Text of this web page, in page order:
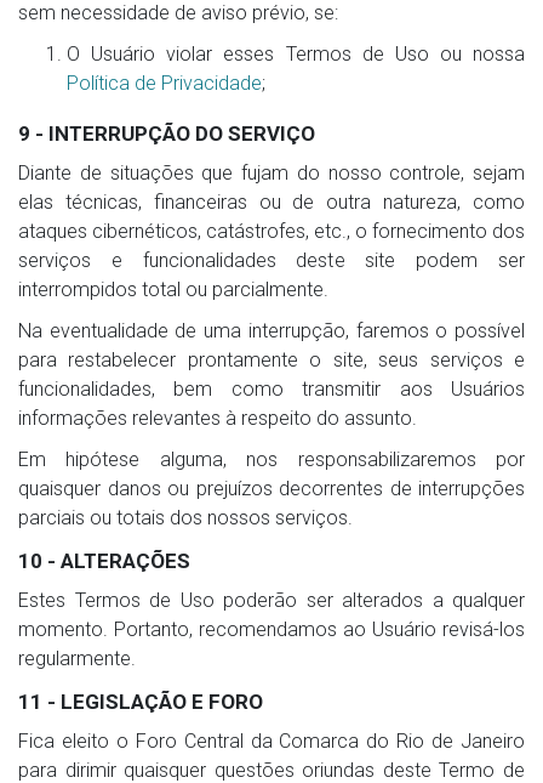
sem necessidade de aviso prévio, se:
O Usuário violar esses Termos de Uso ou nossa
Política de Privacidade;
9 - INTERRUPÇÃO DO SERVIÇO
Diante de situações que fujam do nosso controle, sejam
elas técnicas, financeiras ou de outra natureza, como
ataques cibernéticos, catástrofes, etc., o fornecimento dos
serviços e funcionalidades deste site podem ser
interrompidos total ou parcialmente.
Na eventualidade de uma interrupção, faremos o possível
para restabelecer prontamente o site, seus serviços e
funcionalidades, bem como transmitir aos Usuários
informações relevantes à respeito do assunto.
Em hipótese alguma, nos responsabilizaremos por
quaisquer danos ou prejuízos decorrentes de interrupções
parciais ou totais dos nossos serviços.
10 - ALTERAÇÕES
Estes Termos de Uso poderão ser alterados a qualquer
momento. Portanto, recomendamos ao Usuário revisá-los
regularmente.
11 - LEGISLAÇÃO E FORO
Fica eleito o Foro Central da Comarca do Rio de Janeiro
para dirimir quaisquer questões oriundas deste Termo de